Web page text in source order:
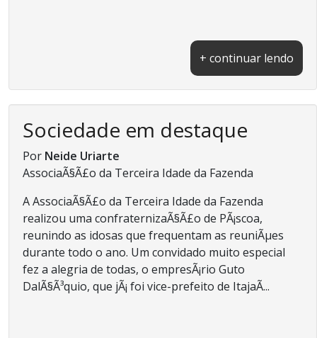
+ continuar lendo
Sociedade em destaque
Por Neide Uriarte
AssociaÃ§Ã£o da Terceira Idade da Fazenda
A AssociaÃ§Ã£o da Terceira Idade da Fazenda
realizou uma confraternizaÃ§Ã£o de PÃ¡scoa,
reunindo as idosas que frequentam as reuniÃµes
durante todo o ano. Um convidado muito especial
fez a alegria de todas, o empresÃ¡rio Guto
DalÃ§Ã³quio, que jÃ¡ foi vice-prefeito de ItajaÃ­...